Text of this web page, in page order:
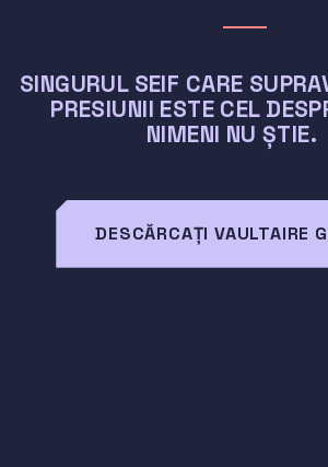
SINGURUL SEIF CARE
PRESIUNII ESTE CEL
NIMENI NU ȘTIE.
DESCĂRCAȚI VAULTAIRE